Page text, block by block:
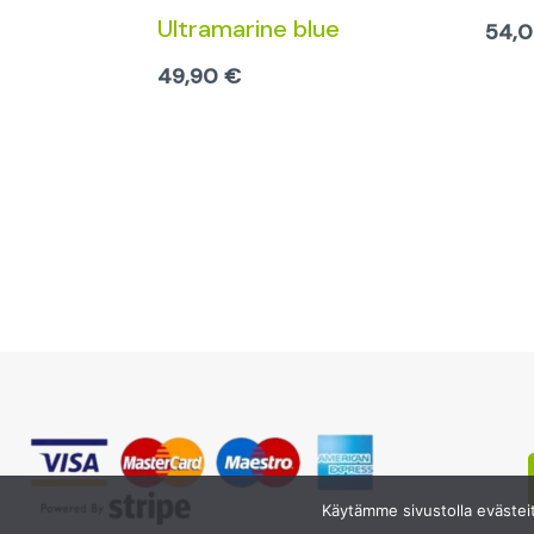
Ultramarine blue
49,90 €
Käytämme sivustolla